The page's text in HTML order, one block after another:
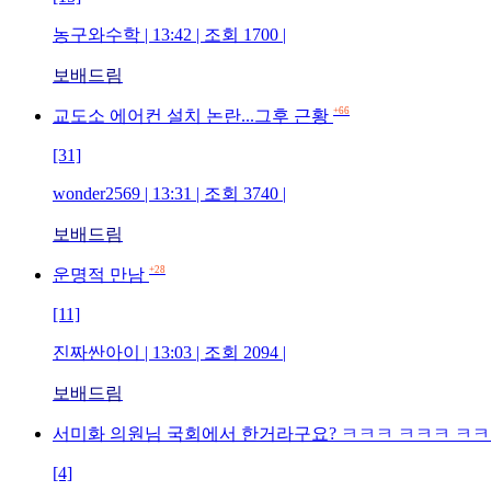
농구와수학 | 13:42 | 조회 1700 |
보배드림
교도소 에어컨 설치 논란...그후 근황 +66
[31]
wonder2569 | 13:31 | 조회 3740 |
보배드림
운명적 만남 +28
[11]
진짜싼아이 | 13:03 | 조회 2094 |
보배드림
서미화 의원님 국회에서 한거라구요? ㅋㅋㅋ ㅋㅋㅋ ㅋㅋ
[4]